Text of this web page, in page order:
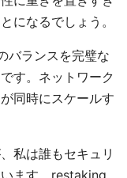
になるでしょう。
ランスを完璧な
す。ネットワーク
同時にスケールす
私は誰もセキュリ